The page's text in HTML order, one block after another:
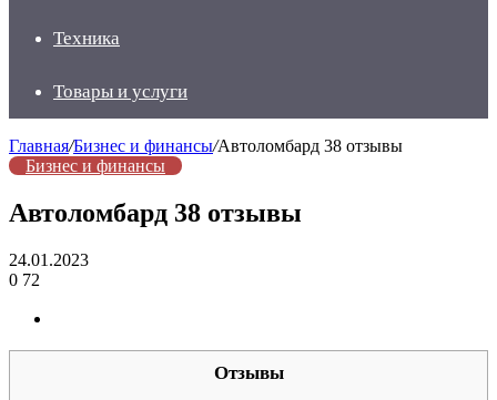
Техника
Товары и услуги
Главная/Бизнес и финансы/Автоломбард 38 отзывы
Бизнес и финансы
Автоломбард 38 отзывы
24.01.2023
0 72
Отзывы